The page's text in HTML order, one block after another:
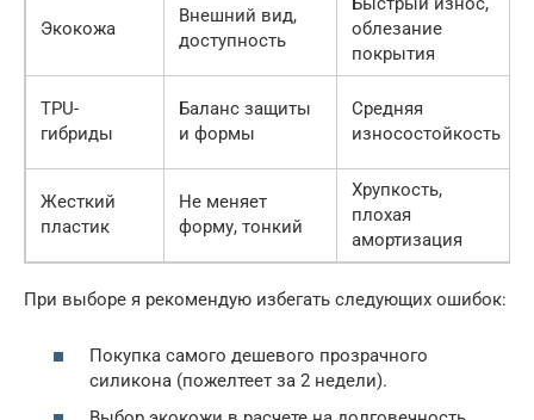
Экокожа
Внешний вид,
доступность
облезание
покрытия
TPU-
гибриды
Баланс защиты
и формы
Средняя
износостойкость
Жесткий
пластик
Не меняет
форму, тонкий
Хрупкость,
плохая
амортизация
При выборе я рекомендую избегать следующих ошибок:
Покупка самого дешевого прозрачного
силикона (пожелтеет за 2 недели).